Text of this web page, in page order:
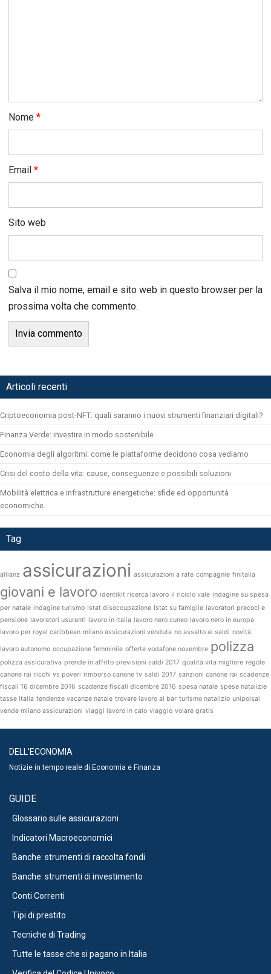
Nome *
Email *
Sito web
Salva il mio nome, email e sito web in questo browser per la
prossima volta che commento.
Articoli recenti
Criptoeconomia post-NFT: quali saranno i nuovi strumenti finanziari digitali?
Finanza Verde: investire in modo sostenibile
Economia degli algoritmi: come le piattaforme decidono cosa vediamo
Crisi del costo della vita: cause, conseguenze e possibili soluzioni
Mobilità elettrica e infrastrutture energetiche: sfide ed opportunità
economiche
Tag
allianz assicurazioni assicurazioni a rate compagnie finitalia
giovani e lavoro identikit ricerca lavoro il riciclo vale indagine su spesa
per natale indagine turismo Istat disoccupazione Istat su famiglie lavoratori precoci e
pensione lavoratori usuranti lavoro in italia lavoro nero cuneo lavoro nero in europa
lavoro per royal caribbean milano assicurazioni venduta no assalto ai saldi novità
lavoro autonomo occupazione femminile offerte vodafone novembre polizza
polizza assicurativa prende in affitto previsioni saldi 2017 qualità vita migliore regole
canone rai ricchi vs poveri rimborso canone tv saldi 2017 sanzioni canone rai scadenze
fiscali 16 dicembre 2016 scadenze fiscali dicembre 2016 spesa natale spese natalizie
tasse italia tendenze vacanze natale trovare lavoro al bar turismo natalizio unipolsai
vende milano assicurazioni viaggi lavoro in calo viaggio volare gratis
DELL'ECONOMIA
Notizie in tempo reale di Economia e Finanza
GUIDE
Glossario sulle assicurazioni
Indicatori Macroeconomici
Banche: strumenti di raccolta fondi
Banche: strumenti di investimento
Conti Correnti
Tipi di prestito
Tecniche di Trading
Tutte le tasse che si pagano in Italia